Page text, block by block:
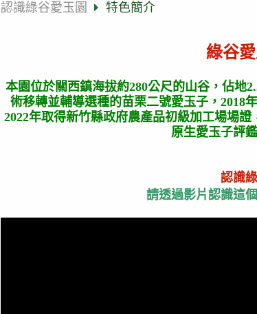
認識綠谷愛玉園 特色簡介
綠谷
本園位於關西鎮海拔約280公尺的山谷，佔地
術移轉並輔導選種的苗栗二號愛玉子，2018
2022年取得新竹縣政府農產品初級加工場場
原生愛玉子評
認識
請透過影片認識這